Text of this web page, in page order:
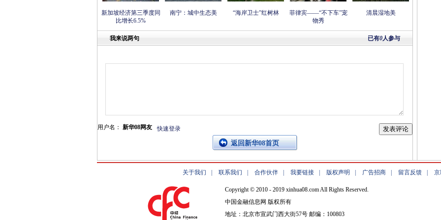
新加坡经济第三季度同
比增长6.5%
南宁：城中生态美 “海岸卫士”红树林
菲律宾——“不下车”宠
物秀
清晨湿地美
已有0人参与
我来说两句
用户名： 新华08网友 快速登录
返回新华08首页
关于我们 联系我们 合作伙伴 我要链接 版权声明 广告招商 留言反馈 京
Copyright © 2010 - 2019 xinhua08.com All Rights Reserved.
中国金融信息网 版权所有
地址：北京市宣武门西大街57号 邮编：100803